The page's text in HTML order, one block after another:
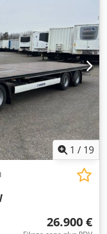
1 / 19
26.900 €